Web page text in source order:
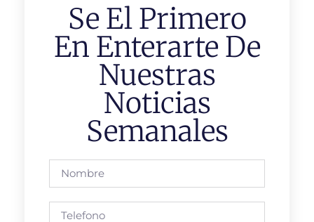
Se El Primero
En Enterarte De
Nuestras
Noticias
Semanales